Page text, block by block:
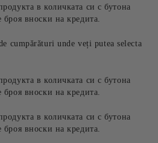
в количката си с бутона
вноски на кредита.
cumpărături unde veți putea selecta
в количката си с бутона
вноски на кредита.
в количката си с бутона
вноски на кредита.